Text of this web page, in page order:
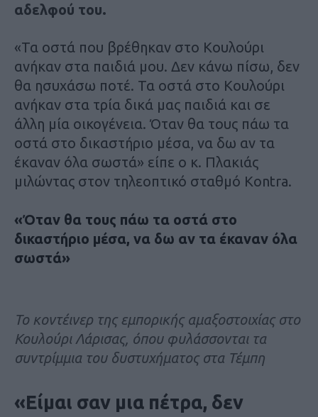
αδελφού του.
«Τα οστά που βρέθηκαν στο Κουλούρι
ανήκαν στα παιδιά μου. Δεν κάνω πίσω, δεν
θα ησυχάσω ποτέ. Τα οστά στο Κουλούρι
ανήκαν στα τρία δικά μας παιδιά και σε
άλλη μία οικογένεια. Όταν θα τους πάω τα
οστά στο δικαστήριο μέσα, να δω αν τα
έκαναν όλα σωστά» είπε ο κ. Πλακιάς
μιλώντας στον τηλεοπτικό σταθμό Kontra.
«Όταν θα τους πάω τα οστά στο
δικαστήριο μέσα, να δω αν τα έκαναν όλα
σωστά»
Το κοντέινερ της εμπορικής αμαξοστοιχίας στο
Κουλούρι Λάρισας, όπου φυλάσσονται τα
συντρίμμια του δυστυχήματος στα Τέμπη
«Είμαι σαν μια πέτρα, δεν